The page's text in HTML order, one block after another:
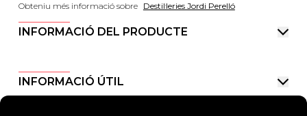
Obteniu més informació sobre Destil·leries Jordi Perelló
INFORMACIÓ DEL PRODUCTE
INFORMACIÓ ÚTIL